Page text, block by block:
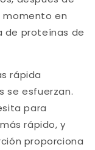
momento en
de proteínas de
rápida
se esfuerzan.
para
rápido, y
proporciona